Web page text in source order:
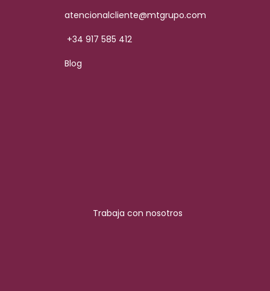
atencionalcliente@mtgrupo.com
+34 917 585 412
Blog
Trabaja con nosotros